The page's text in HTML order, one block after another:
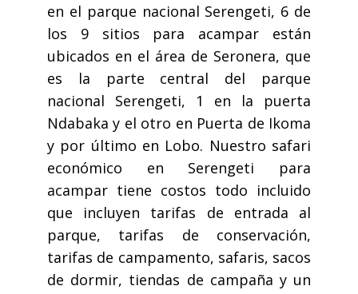
en el parque nacional Serengeti, 6 de
los 9 sitios para acampar están
ubicados en el área de Seronera, que
es la parte central del parque
nacional Serengeti, 1 en la puerta
Ndabaka y el otro en Puerta de Ikoma
y por último en Lobo. Nuestro safari
económico en Serengeti para
acampar tiene costos todo incluido
que incluyen tarifas de entrada al
parque, tarifas de conservación,
tarifas de campamento, safaris, sacos
de dormir, tiendas de campaña y un